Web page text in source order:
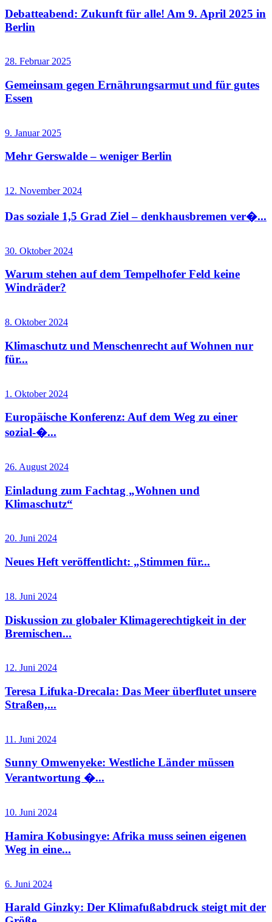
Debatteabend: Zukunft für alle! Am 9. April 2025 in
Berlin
28. Februar 2025
Gemeinsam gegen Ernährungsarmut und für gutes
Essen
9. Januar 2025
Mehr Gerswalde – weniger Berlin
12. November 2024
Das soziale 1,5 Grad Ziel – denkhausbremen ver�...
30. Oktober 2024
Warum stehen auf dem Tempelhofer Feld keine
Windräder?
8. Oktober 2024
Klimaschutz und Menschenrecht auf Wohnen nur
für...
1. Oktober 2024
Europäische Konferenz: Auf dem Weg zu einer
sozial-�...
26. August 2024
Einladung zum Fachtag „Wohnen und
Klimaschutz“
20. Juni 2024
Neues Heft veröffentlicht: „Stimmen für...
18. Juni 2024
Diskussion zu globaler Klimagerechtigkeit in der
Bremischen...
12. Juni 2024
Teresa Lifuka-Drecala: Das Meer überflutet unsere
Straßen,...
11. Juni 2024
Sunny Omwenyeke: Westliche Länder müssen
Verantwortung �...
10. Juni 2024
Hamira Kobusingye: Afrika muss seinen eigenen
Weg in eine...
6. Juni 2024
Harald Ginzky: Der Klimafußabdruck steigt mit der